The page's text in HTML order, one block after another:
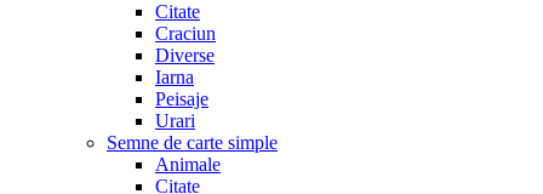
Citate
Craciun
Diverse
Iarna
Peisaje
Urari
Semne de carte simple
Animale
Citate